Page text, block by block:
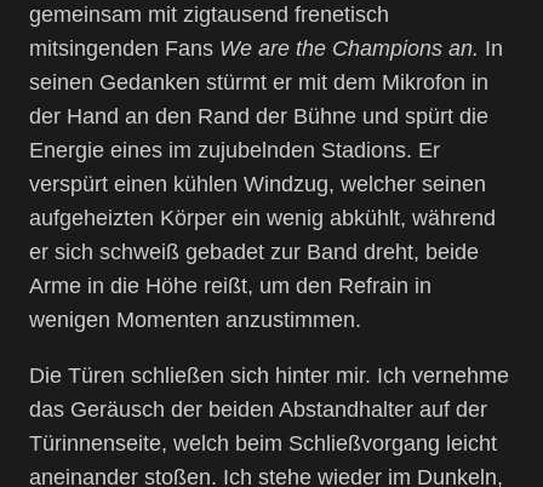
gemeinsam mit zigtausend frenetisch
mitsingenden Fans We are the Champions an. In
seinen Gedanken stürmt er mit dem Mikrofon in
der Hand an den Rand der Bühne und spürt die
Energie eines im zujubelnden Stadions. Er
verspürt einen kühlen Windzug, welcher seinen
aufgeheizten Körper ein wenig abkühlt, während
er sich schweiß gebadet zur Band dreht, beide
Arme in die Höhe reißt, um den Refrain in
wenigen Momenten anzustimmen.
Die Türen schließen sich hinter mir. Ich vernehme
das Geräusch der beiden Abstandhalter auf der
Türinnenseite, welch beim Schließvorgang leicht
aneinander stoßen. Ich stehe wieder im Dunkeln,